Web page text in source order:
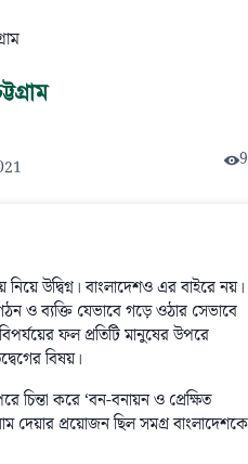
উদ্বিগ্ন। বাংলাদেশও এর বাইরে নয়।
ও ব্যক্তি যেভাবে গড়ে ওঠার সেভাবে
ফল প্রতিটি মানুষের উপরে
বিষয়।
চিন্তা করে ‘বন-বনায়ন ও প্রেক্ষিত
দেয়ার প্রয়ােজন ছিল সমগ্র বাংলাদেশকে